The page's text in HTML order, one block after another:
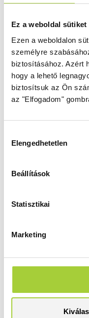
Ez a weboldal sütiket
Ezen a weboldalon
személyre
biztosításához. Azért
hogy a lehető
biztosítsuk az Ön
az "Elfogadom"
kiválasztása
Elengedhetetlen
Beállítások
Statisztikai
Marketing
Mágnescsík
Tökéletes
Elegáns
Küszöb
nélküli
Felárral
Növeld
lehetővé